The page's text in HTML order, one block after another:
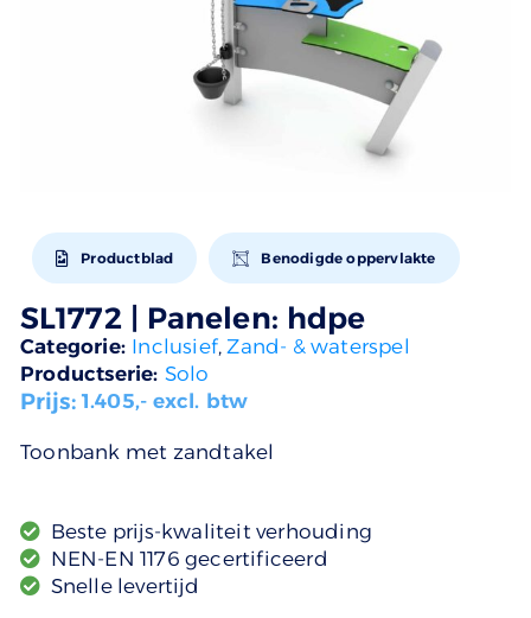
Productblad Benodigde oppervlakte
SL1772 | Panelen: hdpe
Categorie: Inclusief, Zand- & waterspel
Productserie: Solo
Prijs:1.405,- excl. btw
Toonbank met zandtakel
Beste prijs-kwaliteit verhouding
NEN-EN 1176 gecertificeerd
Snelle levertijd